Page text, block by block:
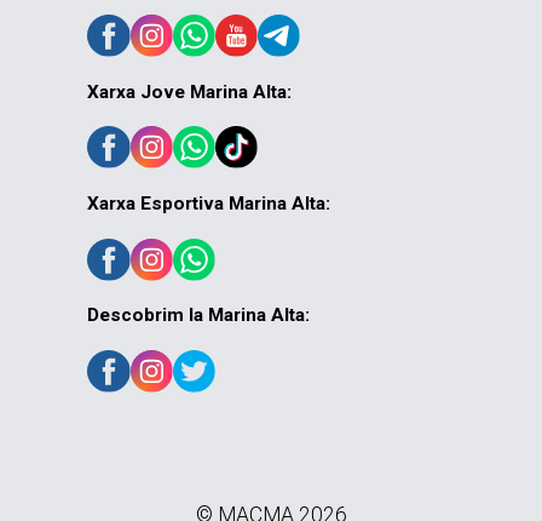
Xarxa Jove Marina Alta:
Xarxa Esportiva Marina Alta:
Descobrim la Marina Alta:
© MACMA 2026